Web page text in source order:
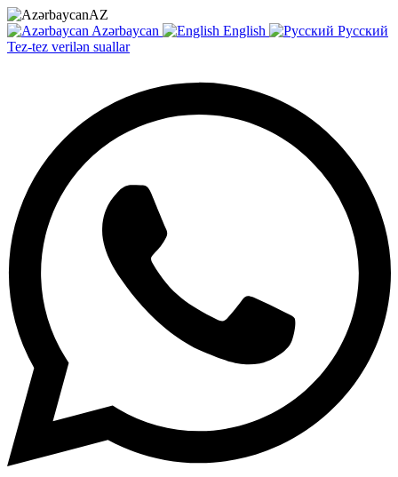
AZ
Azərbaycan
English
Русский
Tez-tez verilən suallar